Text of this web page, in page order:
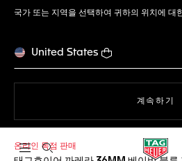
국가 또는 지역을 선택하여 귀하의 위치에 대
United States
웹사이트에
계속하기
검색 열기
온라인 독점 판매